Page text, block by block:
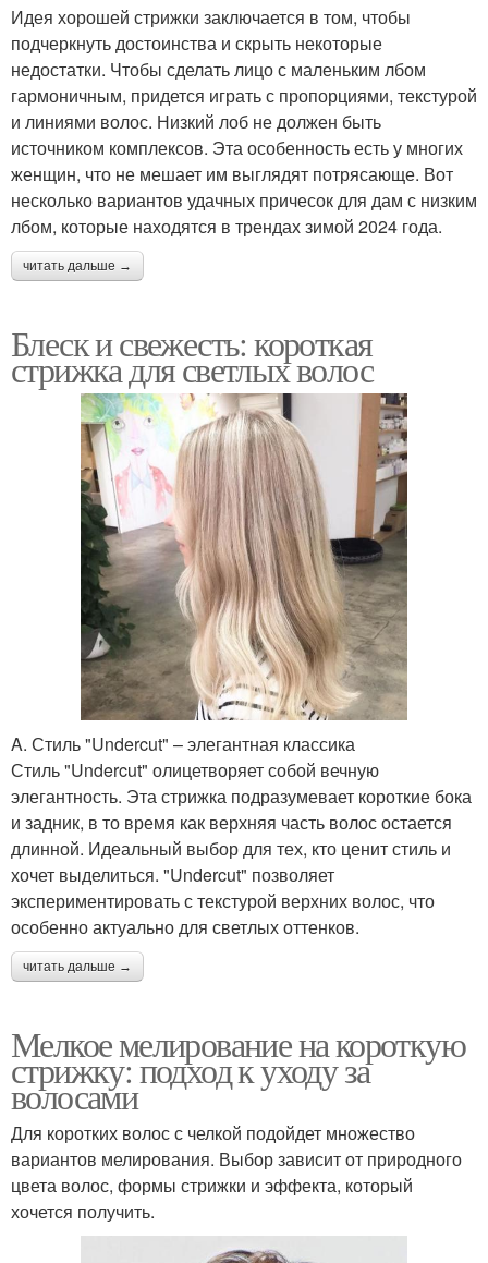
Идея хорошей стрижки заключается в том, чтобы
подчеркнуть достоинства и скрыть некоторые
недостатки. Чтобы сделать лицо с маленьким лбом
гармоничным, придется играть с пропорциями, текстурой
и линиями волос. Низкий лоб не должен быть
источником комплексов. Эта особенность есть у многих
женщин, что не мешает им выглядят потрясающе. Вот
несколько вариантов удачных причесок для дам с низким
лбом, которые находятся в трендах зимой 2024 года.
читать дальше →
Блеск и свежесть: короткая
стрижка для светлых волос
A. Стиль "Undercut" – элегантная классика
Стиль "Undercut" олицетворяет собой вечную
элегантность. Эта стрижка подразумевает короткие бока
и задник, в то время как верхняя часть волос остается
длинной. Идеальный выбор для тех, кто ценит стиль и
хочет выделиться. "Undercut" позволяет
экспериментировать с текстурой верхних волос, что
особенно актуально для светлых оттенков.
читать дальше →
Мелкое мелирование на короткую
стрижку: подход к уходу за
волосами
Для коротких волос с челкой подойдет множество
вариантов мелирования. Выбор зависит от природного
цвета волос, формы стрижки и эффекта, который
хочется получить.